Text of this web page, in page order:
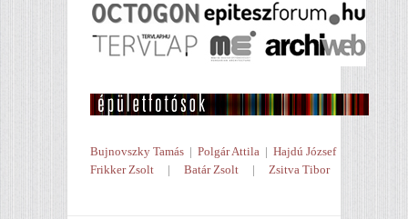
Bujnovszky Tamás | Polgár Attila | Hajdú József
Frikker Zsolt | Batár Zsolt | Zsitva Tibor